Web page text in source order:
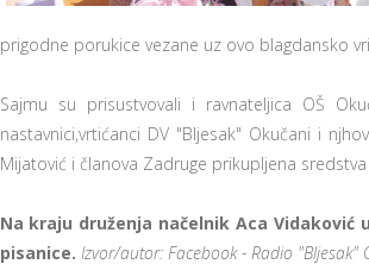
prigodne porukice vezane uz ovo blagdansko
Sajmu su prisustvovali i ravnateljica OŠ
nastavnici,vrtićanci DV "Bljesak" Okučani i
Mijatović i članova Zadruge prikupljena
Na kraju druženja načelnik Aca
pisanice. Izvor/autor: Facebook - Radio "Bljesak"